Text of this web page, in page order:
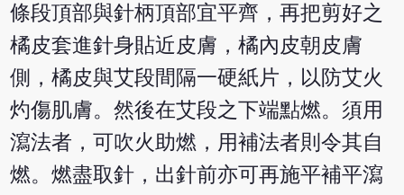
條段頂部與針柄頂部宜平齊，再把剪好之
橘皮套進針身貼近皮膚，橘內皮朝皮膚
側，橘皮與艾段間隔一硬紙片，以防艾火
灼傷肌膚。然後在艾段之下端點燃。須用
瀉法者，可吹火助燃，用補法者則令其自
燃。燃盡取針，出針前亦可再施平補平瀉